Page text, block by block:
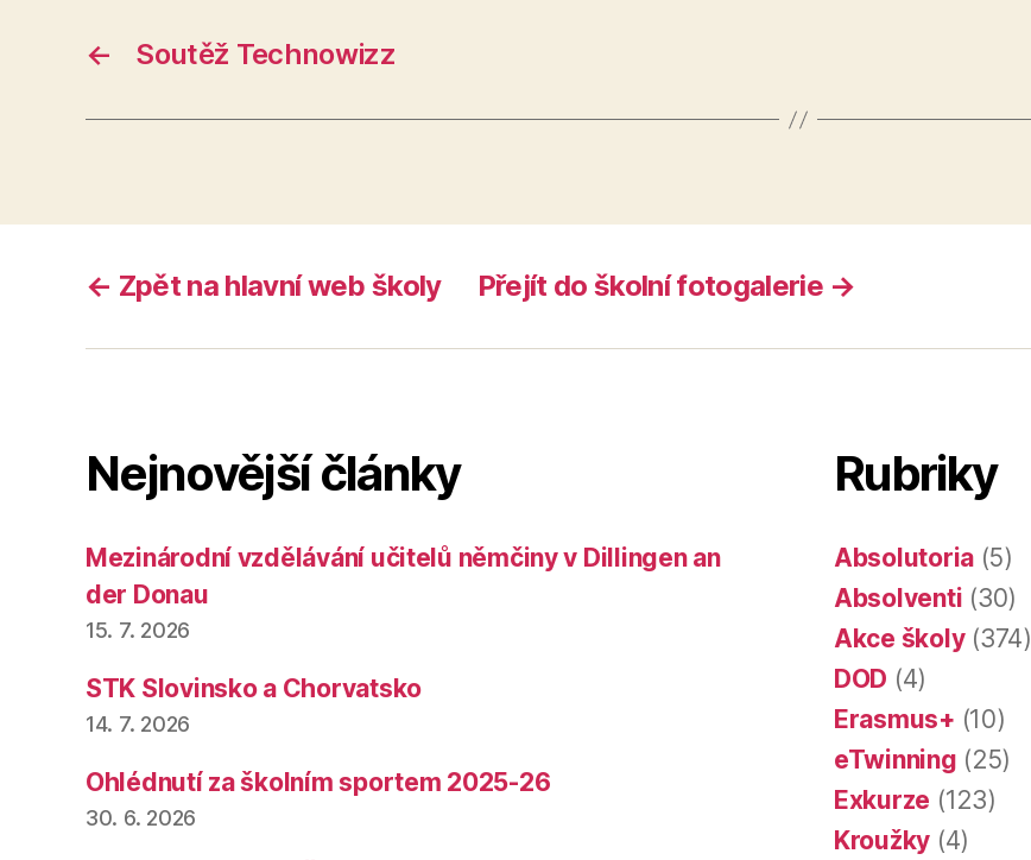
← Soutěž Technowizz
← Zpět na hlavní web školy Přejít do školní fotogalerie →
Nejnovější články
Mezinárodní vzdělávání učitelů němčiny v Dillingen an
der Donau
15. 7. 2026
STK Slovinsko a Chorvatsko
14. 7. 2026
Ohlédnutí za školním sportem 2025-26
30. 6. 2026
Rubriky
Absolutoria (5)
Absolventi (30)
Akce školy(374)
DOD (4)
Erasmus+ (10)
eTwinning (25)
Exkurze (123)
Kroužky (4)